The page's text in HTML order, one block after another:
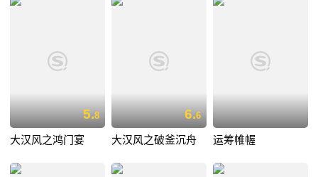
5.8
大汉风之鸿门宴
6.6
大汉风之破釜沉舟 运筹帷幄